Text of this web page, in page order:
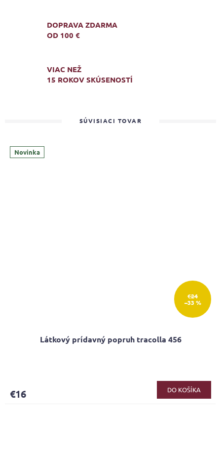
DOPRAVA ZDARMA
OD 100 €
VIAC NEŽ
15 ROKOV SKÚSENOSTÍ
SÚVISIACI TOVAR
Novinka
€24
–33 %
Látkový prídavný popruh tracolla 456
€16 DO KOŠÍKA